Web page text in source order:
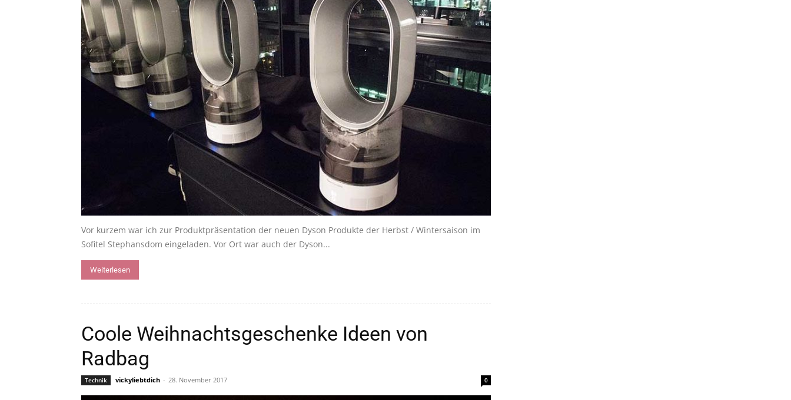
Vor kurzem war ich zur Produktpräsentation der neuen Dyson Produkte der Herbst / Wintersaison im
Sofitel Stephansdom eingeladen. Vor Ort war auch der Dyson...
Weiterlesen
Coole Weihnachtsgeschenke Ideen von
Radbag
Technik vickyliebtdich - 28. November 2017 0